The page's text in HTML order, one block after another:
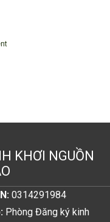
KHƠI NGUỒN
0314291984
Phòng Đăng ký kinh